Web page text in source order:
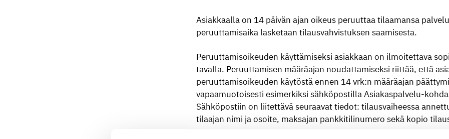
Asiakkaalla on 14 päivän ajan oikeus peruuttaa tilaamansa
peruuttamisaika lasketaan tilausvahvistuksen saamisesta.
Peruuttamisoikeuden käyttämiseksi asiakkaan on ilmoitettava
tavalla. Peruuttamisen määräajan noudattamiseksi riittää, että
peruuttamisoikeuden käytöstä ennen 14 vrk:n määräajan
vapaamuotoisesti esimerkiksi sähköpostilla Asiakaspalvelu-
Sähköpostiin on liitettävä seuraavat tiedot: tilausvaiheessa
tilaajan nimi ja osoite, maksajan pankkitilinumero sekä kopio